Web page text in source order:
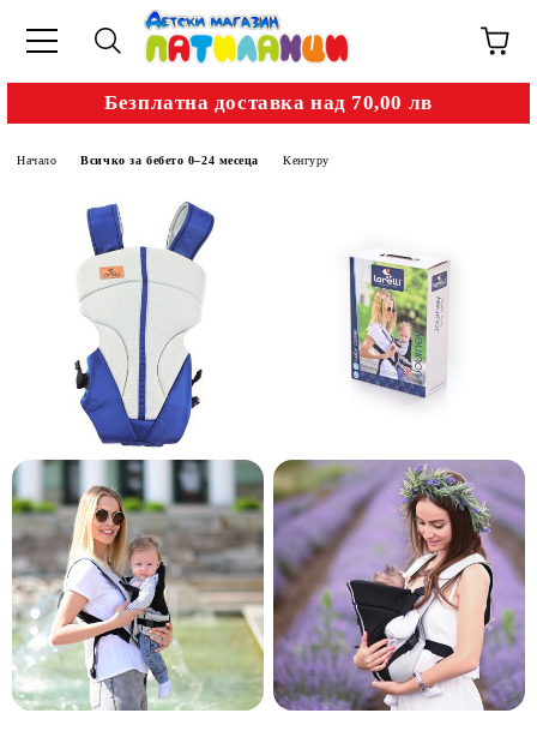
Безплатна доставка над 70,00 лв
Начало Всичко за бебето 0–24 месеца Кенгуру